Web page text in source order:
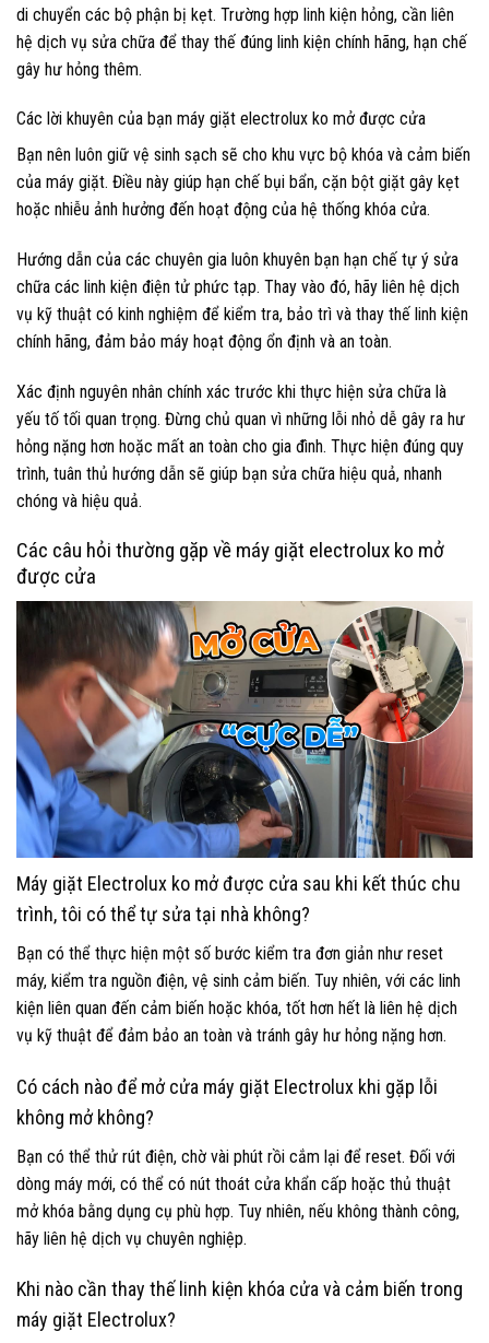
di chuyển các bộ phận bị kẹt. Trường hợp linh kiện hỏng, cần liên
hệ dịch vụ sửa chữa để thay thế đúng linh kiện chính hãng, hạn chế
gây hư hỏng thêm.
Các lời khuyên của bạn máy giặt electrolux ko mở được cửa
Bạn nên luôn giữ vệ sinh sạch sẽ cho khu vực bộ khóa và cảm biến
của máy giặt. Điều này giúp hạn chế bụi bẩn, cặn bột giặt gây kẹt
hoặc nhiễu ảnh hưởng đến hoạt động của hệ thống khóa cửa.
Hướng dẫn của các chuyên gia luôn khuyên bạn hạn chế tự ý sửa
chữa các linh kiện điện tử phức tạp. Thay vào đó, hãy liên hệ dịch
vụ kỹ thuật có kinh nghiệm để kiểm tra, bảo trì và thay thế linh kiện
chính hãng, đảm bảo máy hoạt động ổn định và an toàn.
Xác định nguyên nhân chính xác trước khi thực hiện sửa chữa là
yếu tố tối quan trọng. Đừng chủ quan vì những lỗi nhỏ dễ gây ra hư
hỏng nặng hơn hoặc mất an toàn cho gia đình. Thực hiện đúng quy
trình, tuân thủ hướng dẫn sẽ giúp bạn sửa chữa hiệu quả, nhanh
chóng và hiệu quả.
Các câu hỏi thường gặp về máy giặt electrolux ko mở
được cửa
Máy giặt Electrolux ko mở được cửa sau khi kết thúc chu
trình, tôi có thể tự sửa tại nhà không?
Bạn có thể thực hiện một số bước kiểm tra đơn giản như reset
máy, kiểm tra nguồn điện, vệ sinh cảm biến. Tuy nhiên, với các linh
kiện liên quan đến cảm biến hoặc khóa, tốt hơn hết là liên hệ dịch
vụ kỹ thuật để đảm bảo an toàn và tránh gây hư hỏng nặng hơn.
Có cách nào để mở cửa máy giặt Electrolux khi gặp lỗi
không mở không?
Bạn có thể thử rút điện, chờ vài phút rồi cắm lại để reset. Đối với
dòng máy mới, có thể có nút thoát cửa khẩn cấp hoặc thủ thuật
mở khóa bằng dụng cụ phù hợp. Tuy nhiên, nếu không thành công,
hãy liên hệ dịch vụ chuyên nghiệp.
Khi nào cần thay thế linh kiện khóa cửa và cảm biến trong
máy giặt Electrolux?